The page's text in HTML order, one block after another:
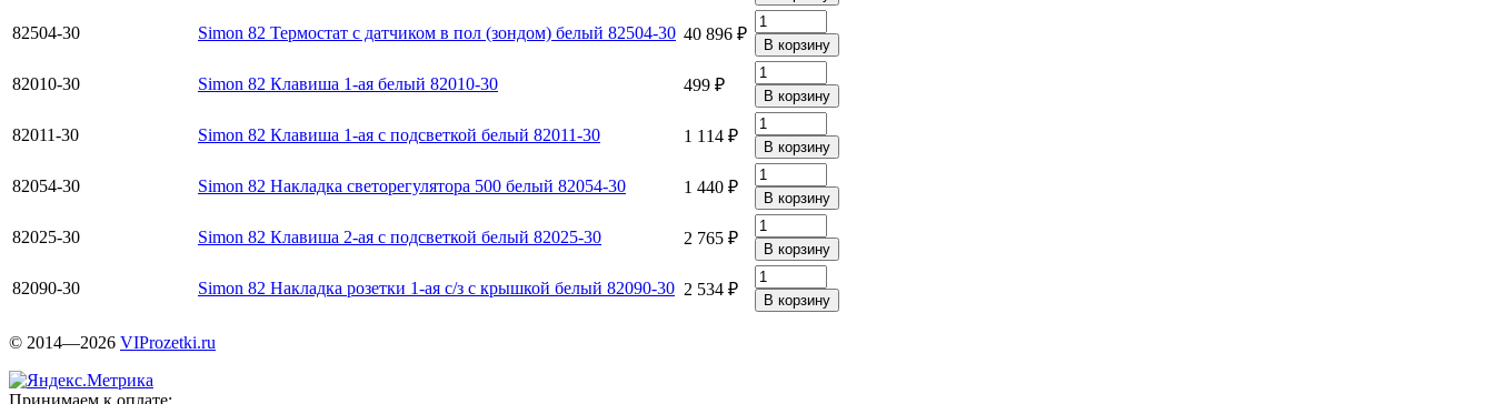
82504-30 Simon 82 Термостат с датчиком в пол (зондом) белый 82504-30 40 896 ₽
82010-30 Simon 82 Клавиша 1-ая белый 82010-30 499 ₽
82011-30 Simon 82 Клавиша 1-ая с подсветкой белый 82011-30 1 114 ₽
82054-30 Simon 82 Накладка светорегулятора 500 белый 82054-30 1 440 ₽
82025-30 Simon 82 Клавиша 2-ая с подсветкой белый 82025-30 2 765 ₽
82090-30 Simon 82 Накладка розетки 1-ая с/з с крышкой белый 82090-30 2 534 ₽
© 2014—2026 VIProzetki.ru